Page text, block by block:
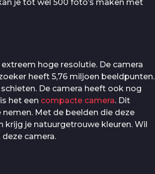
je tot wel 500 foto’s maken met
hoge resolutie. De camera
heeft 5,76 miljoen beeldpunten.
De camera heeft ook nog
het een compacte camera. Dit
Met de beelden die deze
krijg je natuurgetrouwe kleuren. Wil
camera.